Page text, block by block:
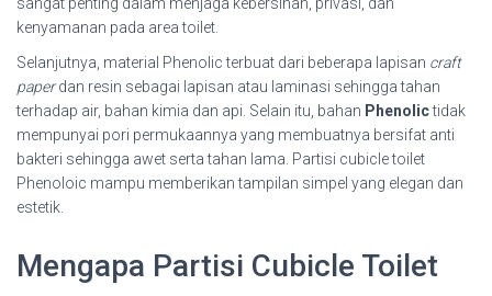
kenyamanan pada area toilet.
Selanjutnya, material Phenolic terbuat dari beberapa lapisan craft
paperdan resin sebagai lapisan atau laminasi sehingga tahan
terhadap air, bahan kimia dan api. Selain itu, bahan Phenolictidak
mempunyai pori permukaannya yang membuatnya bersifat anti
bakteri sehingga awet serta tahan lama. Partisi cubicle toilet
Phenoloic mampu memberikan tampilan simpel yang elegan dan
estetik.
Mengapa Partisi Cubicle Toilet